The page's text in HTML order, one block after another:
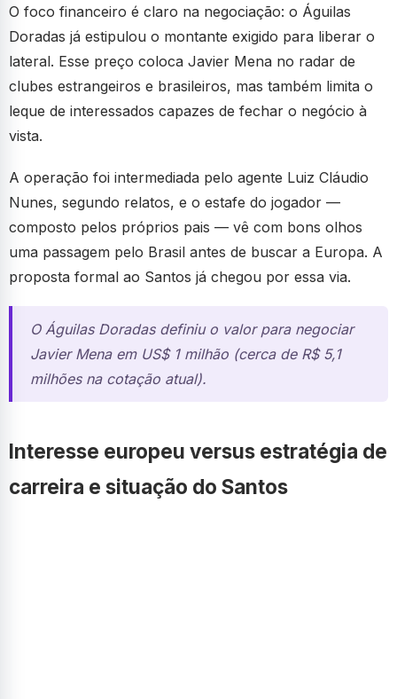
O foco financeiro é claro na negociação: o Águilas
Doradas já estipulou o montante exigido para liberar o
lateral. Esse preço coloca Javier Mena no radar de
clubes estrangeiros e brasileiros, mas também limita o
leque de interessados capazes de fechar o negócio à
vista.
A operação foi intermediada pelo agente Luiz Cláudio
Nunes, segundo relatos, e o estafe do jogador —
composto pelos próprios pais — vê com bons olhos
uma passagem pelo Brasil antes de buscar a Europa. A
proposta formal ao Santos já chegou por essa via.
O Águilas Doradas definiu o valor para negociar
Javier Mena em US$ 1 milhão (cerca de R$ 5,1
milhões na cotação atual).
Interesse europeu versus estratégia de
carreira e situação do Santos